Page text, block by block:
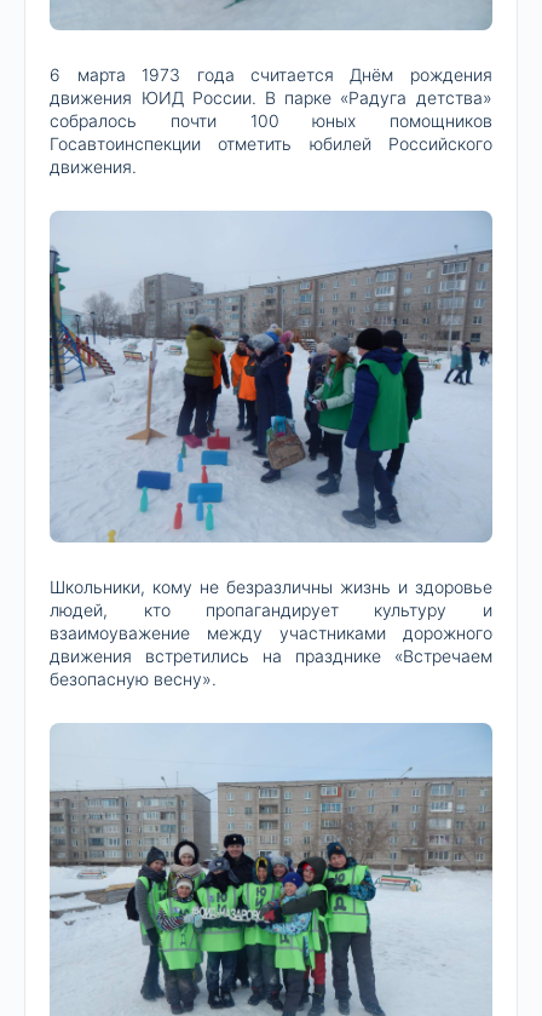
6 марта 1973 года считается Днём рождения
движения ЮИД России. В парке «Радуга детства»
собралось почти 100 юных помощников
Госавтоинспекции отметить юбилей Российского
движения.
Школьники, кому не безразличны жизнь и здоровье
людей, кто пропагандирует культуру и
взаимоуважение между участниками дорожного
движения встретились на празднике «Встречаем
безопасную весну».